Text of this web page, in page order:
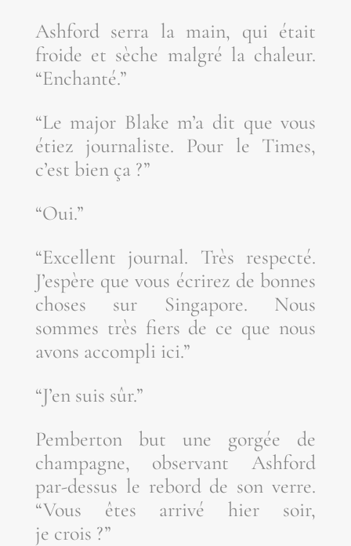
Ash­ford ser­ra la main, qui était
froide et sèche mal­gré la cha­leur.
“Enchan­té.”
“Le major Blake m’a dit que vous
étiez jour­na­liste. Pour le Times,
c’est bien ça ?”
“Oui.”
“Excellent jour­nal. Très res­pec­té.
J’es­père que vous écri­rez de bonnes
choses sur Sin­ga­pore. Nous
sommes très fiers de ce que nous
avons accom­pli ici.”
“J’en suis sûr.”
Pem­ber­ton but une gor­gée de
cham­pagne, obser­vant Ash­ford
par-des­sus le rebord de son verre.
“Vous êtes arri­vé hier soir,
je crois ?”